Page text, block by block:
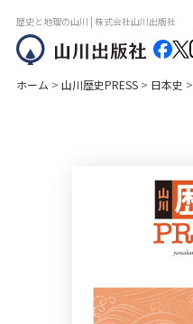
歴史と地理の山川 | 株式会社山川出版社
ホーム > 山川歴史PRESS> 日本史 >